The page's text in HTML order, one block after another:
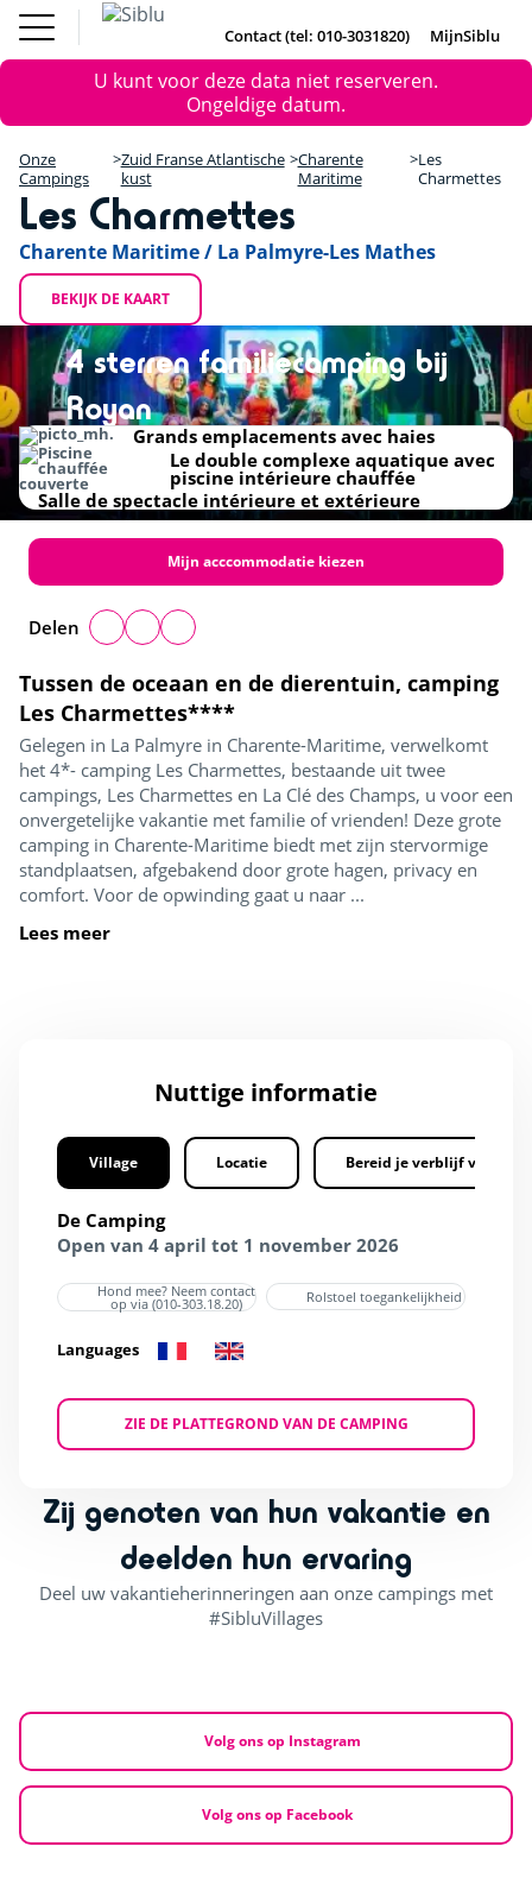
Overslaan
en
naar
gaan
Fun Pass
Parken)
Kopen
DE FR IE EN
Onze Campings
Vakantie Inspiratie
Aanbiedingen
Accommodaties / Kampeerplaatsen
Ontdek Siblu
Fun Pass (Franse Parken)
Chalet Kopen
Contact (tel: 010-3031820) MijnSiblu
FoutmeldingU kunt voor deze data niet reserveren.
Ongeldige datum.
Onze
Campings
Zuid Franse Atlantische
kust
Charente
Maritime
Les
Charmettes
Les Charmettes
Charente Maritime / La Palmyre-Les Mathes
BEKIJK DE KAART
−
4 sterren familiecamping bij
Royan
Tussen de oceaan en de dierentuin, camping
Les Charmettes****
Gelegen in La Palmyre in Charente-Maritime, verwelkomt
het 4*- camping Les Charmettes, bestaande uit twee
campings, Les Charmettes en La Clé des Champs, u voor een
onvergetelijke vakantie met familie of vrienden! Deze grote
camping in Charente-Maritime biedt met zijn stervormige
standplaatsen, afgebakend door grote hagen, privacy en
comfort. Voor de opwinding gaat u naar ...
Lees meer
Grands emplacements avec haies
Le double complexe aquatique avec
piscine intérieure chauffée
Salle de spectacle intérieure et extérieure
Mijn acccommodatie kiezen
Delen
Nuttige informatie
Village Locatie Bereid je verblijf voor
De Camping
Open van 4 april tot 1 november 2026
Hond mee? Neem contact
op via (010-303.18.20) Rolstoel toegankelijkheid
Languages
ZIE DE PLATTEGROND VAN DE CAMPING
Zij genoten van hun vakantie en
deelden hun ervaring
Deel uw vakantieherinneringen aan onze campings met
#SibluVillages
Volg ons op Instagram
Volg ons op Facebook